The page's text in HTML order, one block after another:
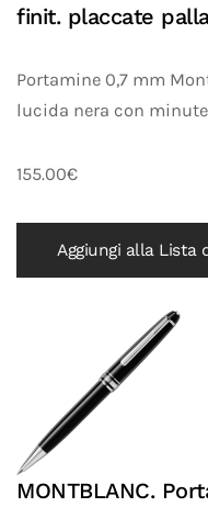
finit. placcate
Portamine 0,7 mm
lucida nera con
155.00€
Aggiungi alla Lista
MONTBLANC.